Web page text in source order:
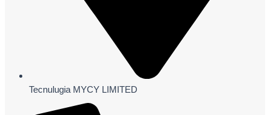
Tecnulugia MYCY LIMITED